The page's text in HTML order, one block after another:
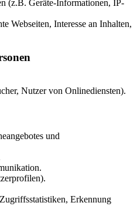
(z.B. Geräte-Informationen, IP-
Webseiten, Interesse an Inhalten,
Nutzer von Onlinediensten).
und
Erkennung